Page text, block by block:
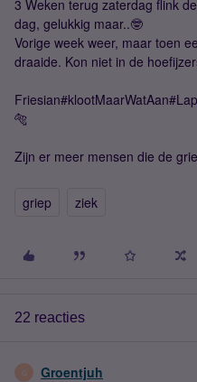
3 Weken terug zaterdag flink
dag, gelukkig maar..🤓
Vorige week weer, maar toen
draaide. Kon niet in de
🐅
Zijn er meer mensen die de
griep ziek
22 reacties
G Groentjuh